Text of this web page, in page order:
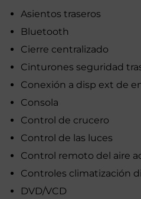
Asientos traseros
Bluetooth
Cierre centralizado
Cinturones seguridad
Conexión a disp ext de
Consola
Control de crucero
Control de las luces
Control remoto del aire
Controles climatización
DVD/VCD